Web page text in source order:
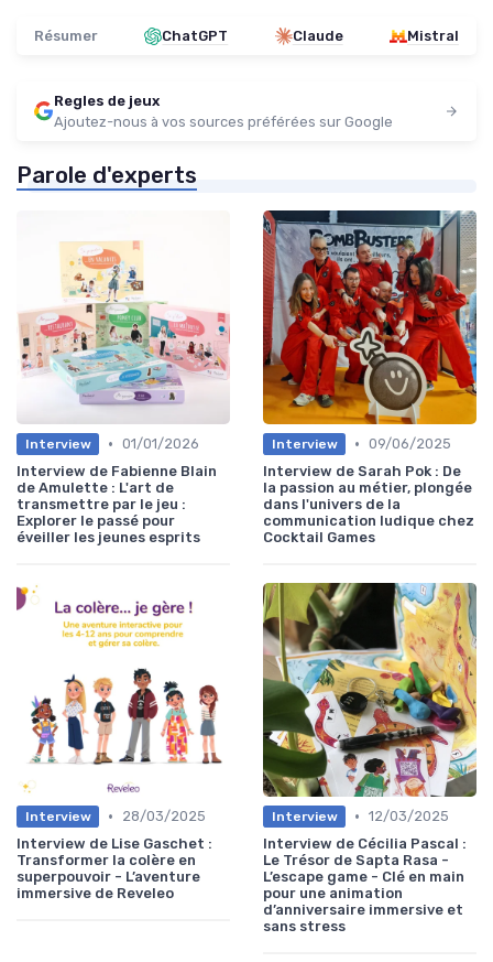
Résumer ChatGPT Claude Mistral
Regles de jeux
Ajoutez-nous à vos sources préférées sur Google
Parole d'experts
Interview • 01/01/2026
Interview de Fabienne Blain
de Amulette : L'art de
transmettre par le jeu :
Explorer le passé pour
éveiller les jeunes esprits
Interview • 09/06/2025
Interview de Sarah Pok : De
la passion au métier, plongée
dans l'univers de la
communication ludique chez
Cocktail Games
Interview •
28/03/2025
Interview de Lise Gaschet :
Transformer la colère en
superpouvoir - L’aventure
immersive de Reveleo
Interview • 12/03/2025
Interview de Cécilia Pascal :
Le Trésor de Sapta Rasa -
L’escape game - Clé en main
pour une animation
d’anniversaire immersive et
sans stress